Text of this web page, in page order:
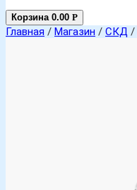
Корзина 0.00 Р
Главная / Магазин / СКД /